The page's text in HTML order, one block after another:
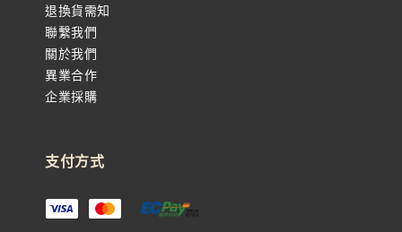
退換貨需知
聯繫我們
關於我們
異業合作
企業採購
支付方式